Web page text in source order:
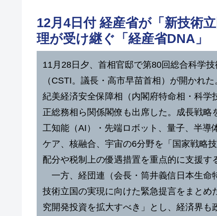
12月4日付 経産省が「新技術
理が受け継ぐ「経産省DNA」
11月28日夕、首相官邸で第80回総合科学
（CSTI。議長・高市早苗首相）が開かれ
紀美経済安全保障相（内閣府特命相・科学
正総務相ら関係閣僚も出席した。成長戦略
工知能（AI）・先端ロボット、量子、半導
ケア、核融合、宇宙の6分野を「国家戦略
配分や税制上の優遇措置を重点的に支援す
一方、経団連（会長・筒井義信日本生命
技術立国の実現に向けた緊急提言をまとめ
究開発投資を拡大すべき」とし、経済界も